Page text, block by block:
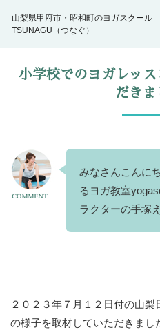
山梨県甲府市・昭和町のヨガスクール
TSUNAGU（つなぐ）
小学校でのヨガレッ
だきま
みなさんこんに
るヨガ教室
ラクターの手塚
２０２３年７月１２日付の山
の様子を取材していただきまし